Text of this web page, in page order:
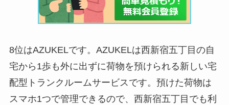
8位はAZUKELです。AZUKELは西新宿五丁目の自
宅から1歩も外に出ずに荷物を預けられる新しい宅
配型トランクルームサービスです。預けた荷物は
スマホ1つで管理できるので、西新宿五丁目でも利